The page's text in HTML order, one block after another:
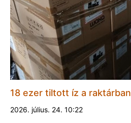
18 ezer tiltott íz a raktárban
2026. július. 24. 10:22